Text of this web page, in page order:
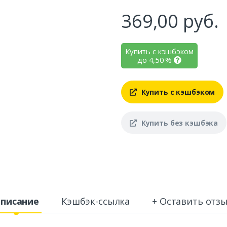
369,00 руб.
Купить с кэшбэком
до 4,50%
Купить с кэшбэком
Купить без кэшбэка
Кэшбэк-ссылка + Оставить